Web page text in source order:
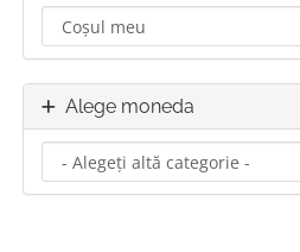
Alege moneda